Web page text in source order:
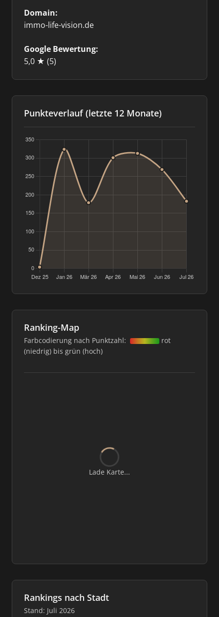
Domain:
immo-life-vision.de
Google Bewertung:
5,0 ★ (5)
Punkteverlauf (letzte 12 Monate)
Ranking-Map
Farbcodierung nach Punktzahl:
rot
(niedrig) bis grün (hoch)
Lade Karte...
Rankings nach Stadt
Stand: Juli 2026